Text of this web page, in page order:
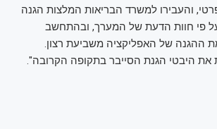
והעבירו למשרד הבריאות המלצות הגנה
פי חוות הדעת של המערך, ובהתחשב
ההגנה של האפליקציה משביעת רצון.
את היבטי הגנת הסייבר בתקופה הקרובה".